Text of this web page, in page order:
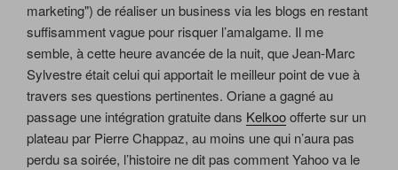
marketing") de réaliser un business via les blogs en restant
suffisamment vague pour risquer l’amalgame. Il me
semble, à cette heure avancée de la nuit, que Jean-Marc
Sylvestre était celui qui apportait le meilleur point de vue à
travers ses questions pertinentes. Oriane a gagné au
passage une intégration gratuite dans Kelkooofferte sur un
plateau par Pierre Chappaz, au moins une qui n’aura pas
perdu sa soirée, l’histoire ne dit pas comment Yahoo va le